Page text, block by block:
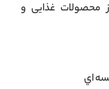
محصولات غذایی و
اي